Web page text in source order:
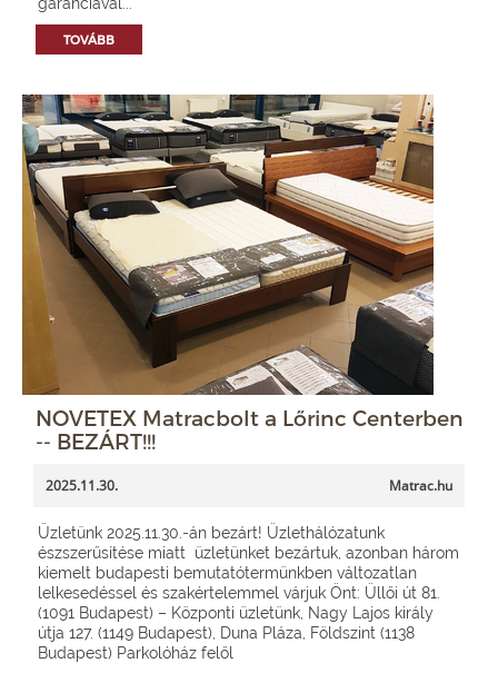
TOVÁBB
NOVETEX Matracbolt a Lőrinc Centerben
-- BEZÁRT!!!
2025.11.30. Matrac.hu
Üzletünk 2025.11.30.-án bezárt! Üzlethálózatunk
észszerűsítése miatt üzletünket bezártuk, azonban három
kiemelt budapesti bemutatótermünkben változatlan
lelkesedéssel és szakértelemmel várjuk Önt: Üllői út 81.
(1091 Budapest) – Központi üzletünk, Nagy Lajos király
útja 127. (1149 Budapest), Duna Pláza, Földszint (1138
Budapest) Parkolóház felől